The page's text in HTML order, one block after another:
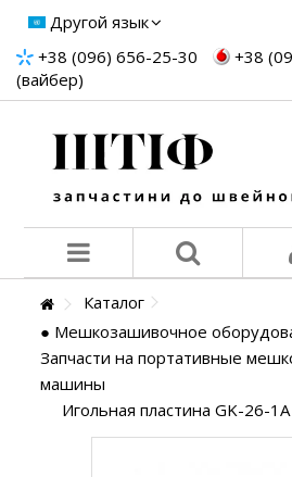
Другой язык
+38 (096) 656-25-30
+38
(вайбер)
Каталог
● Мешкозашивочное
Запчасти на портативные
машины
Игольная пластина GK-26-1A